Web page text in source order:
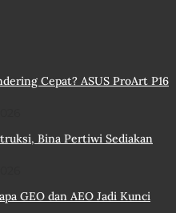
Cepat? ASUS ProArt P16
Bina Pertiwi Sediakan
GEO dan AEO Jadi Kunci